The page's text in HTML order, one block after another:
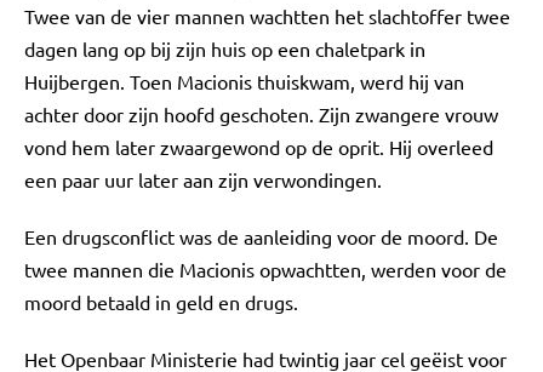
Twee van de vier mannen wachtten het slachtoffer twee
dagen lang op bij zijn huis op een chaletpark in
Huijbergen. Toen Macionis thuiskwam, werd hij van
achter door zijn hoofd geschoten. Zijn zwangere vrouw
vond hem later zwaargewond op de oprit. Hij overleed
een paar uur later aan zijn verwondingen.
Een drugsconflict was de aanleiding voor de moord. De
twee mannen die Macionis opwachtten, werden voor de
moord betaald in geld en drugs.
Het Openbaar Ministerie had twintig jaar cel geëist voor